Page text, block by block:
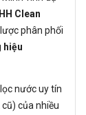
Clean
phân phối
hiệu
nước uy tín
của nhiều